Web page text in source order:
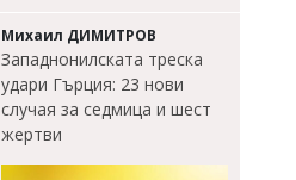
Михаил ДИМИТРОВ
Западнонилската треска
удари Гърция: 23 нови
случая за седмица и шест
жертви